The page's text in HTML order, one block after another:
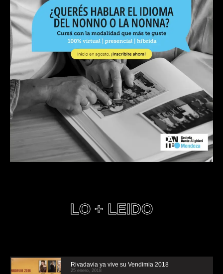
LO + LEIDO
Rivadavia ya vive su Vendimia 2018
25 enero, 2018